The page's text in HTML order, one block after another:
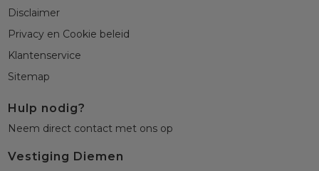
Disclaimer
Privacy en Cookie beleid
Klantenservice
Sitemap
Hulp nodig?
Neem direct contact met ons op
Vestiging Diemen